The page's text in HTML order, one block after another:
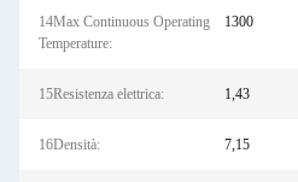
14Max Continuous Operating
Temperature:
1300
15Resistenza elettrica: 1,43
16Densità: 7,15